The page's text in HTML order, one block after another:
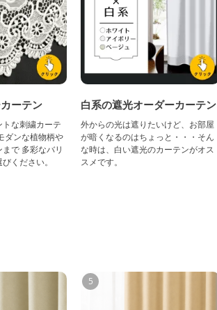
ーテン
な刺繍カーテ
ダンな植物柄や
で 多彩なバリ
ください。
白系の遮光オーダーカーテン
外からの光は遮りたいけど、お部屋
が暗くなるのはちょっと・・・そん
な時は、白い遮光のカーテンがオス
スメです。
5